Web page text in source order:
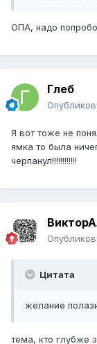
ОПА, надо
Глеб
Я вот тоже не
ямка то была
черпанул!!!!!!!!!!!!
Цитата
желание
тема, кто глубже